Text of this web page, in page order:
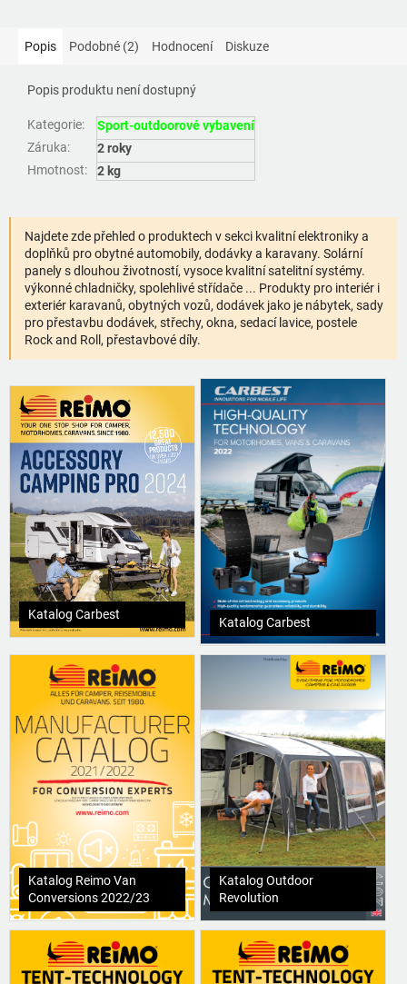
Popis Podobné (2) Hodnocení Diskuze
Popis produktu není dostupný
Kategorie:
Sport-outdoorové vybavení
Záruka:
2 roky
Hmotnost: 2 kg
Najdete zde přehled o produktech v sekci kvalitní elektroniky a
doplňků pro obytné automobily, dodávky a karavany. Solární
panely s dlouhou životností, vysoce kvalitní satelitní systémy.
výkonné chladničky, spolehlivé střídače ... Produkty pro interiér i
exteriér karavanů, obytných vozů, dodávek jako je nábytek, sady
pro přestavbu dodávek, střechy, okna, sedací lavice, postele
Rock and Roll, přestavbové díly.
Katalog Carbest
Katalog Carbest
Katalog Reimo Van
Conversions 2022/23
Katalog Outdoor
Revolution